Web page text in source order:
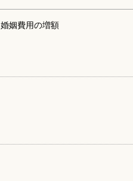
婚姻費用の増額